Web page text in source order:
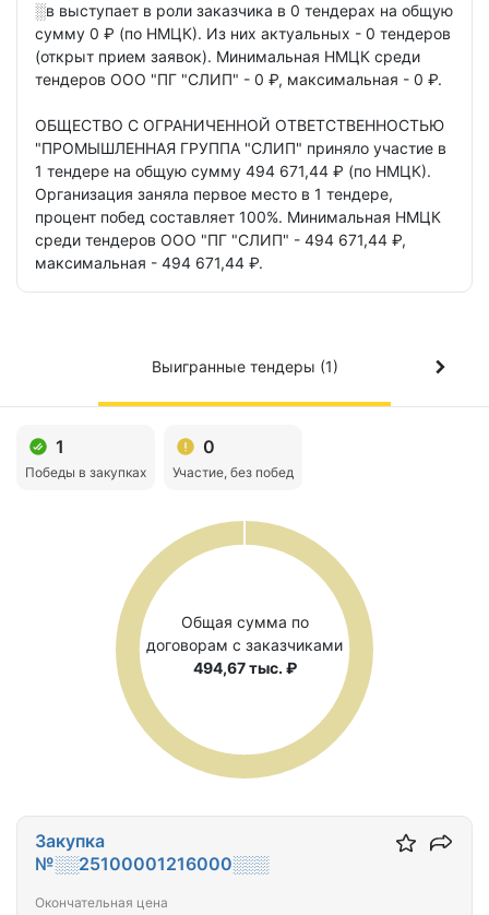
░в выступает в роли заказчика в 0 тендерах на общую
сумму 0 ₽ (по НМЦК). Из них актуальных - 0 тендеров
(открыт прием заявок). Минимальная НМЦК среди
тендеров ООО "ПГ "СЛИП" - 0 ₽, максимальная - 0 ₽.
ОБЩЕСТВО С ОГРАНИЧЕННОЙ ОТВЕТСТВЕННОСТЬЮ
"ПРОМЫШЛЕННАЯ ГРУППА "СЛИП" приняло участие в
1 тендере на общую сумму 494 671,44 ₽ (по НМЦК).
Организация заняла первое место в 1 тендере,
процент побед составляет 100%. Минимальная НМЦК
среди тендеров ООО "ПГ "СЛИП" - 494 671,44 ₽,
максимальная - 494 671,44 ₽.
Выигранные тендеры (1)
1
Победы в закупках
0
Участие, без побед
Общая сумма по
договорам с заказчиками
494,67 тыс. ₽
Закупка
№░░25100001216000░░░
Окончательная цена